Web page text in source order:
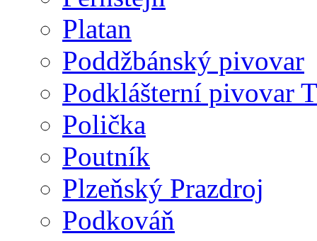
Platan
Poddžbánský pivovar
Podklášterní pivovar
Polička
Poutník
Plzeňský Prazdroj
Podkováň